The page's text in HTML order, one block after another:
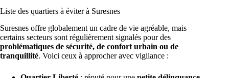
Liste des quartiers à éviter à Suresnes
Suresnes offre globalement un cadre de vie agréable, mais
certains secteurs sont régulièrement signalés pour des
problématiques de sécurité, de confort urbain ou de
tranquillité. Voici ceux à approcher avec vigilance :